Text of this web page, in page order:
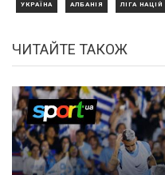
УКРАЇНА АЛБАНІЯ ЛІГА НАЦІЙ
ЧИТАЙТЕ ТАКОЖ